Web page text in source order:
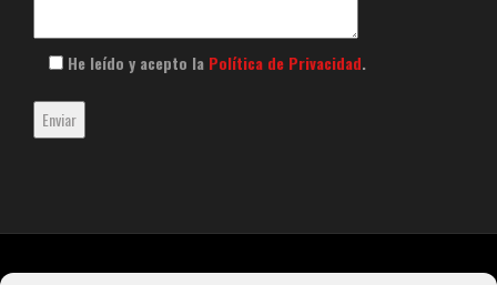
He leído y acepto la Política de Privacidad.